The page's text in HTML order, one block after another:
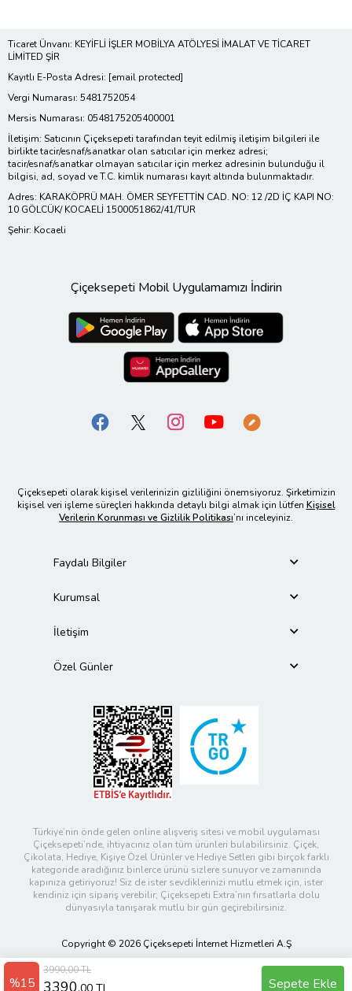
%15
3990,00 TL
3390 Sepete Ekle
Ticaret Ünvanı: KEYİFLİ İŞLER MOBİLYA ATÖLYESİ İMALAT VE TİCARET
LİMİTED ŞİR
Kayıtlı E-Posta Adresi: [email protected]
Vergi Numarası: 5481752054
Mersis Numarası: 0548175205400001
İletişim: Satıcının Çiçeksepeti tarafından teyit edilmiş iletişim bilgileri ile
birlikte tacir/esnaf/sanatkar olan satıcılar için merkez adresi;
tacir/esnaf/sanatkar olmayan satıcılar için merkez adresinin bulunduğu il
bilgisi, ad, soyad ve T.C. kimlik numarası kayıt altında bulunmaktadır.
Adres: KARAKÖPRÜ MAH. ÖMER SEYFETTİN CAD. NO: 12 /2D İÇ KAPI NO:
10 GÖLCÜK/ KOCAELİ 1500051862/41/TUR
Şehir: Kocaeli
Çiçeksepeti Mobil Uygulamamızı İndirin
Çiçeksepeti olarak kişisel verilerinizin gizliliğini önemsiyoruz. Şirketimizin
kişisel veri işleme süreçleri hakkında detaylı bilgi almak için lütfen Kişisel
Verilerin Korunması ve Gizlilik Politikası’nı inceleyiniz.
Faydalı Bilgiler
Kurumsal
İletişim
Özel Günler
Türkiye’nin önde gelen online alışveriş sitesi ve mobil uygulaması
Çiçeksepeti’nde, ihtiyacınız olan tüm ürünleri bulabilirsiniz. Çiçek,
Çikolata, Hediye, Kişiye Özel Ürünler ve Hediye Setleri gibi birçok farklı
kategoride aradığınız binlerce ürünü sizlere sunuyor ve zamanında
kapınıza getiriyoruz! Siz de ister sevdiklerinizi mutlu etmek için, ister
kendiniz için sipariş verebilir; Çiçeksepeti Extra’nın fırsatlarla dolu
dünyasıyla tanışarak mutlu bir gün geçirebilirsiniz.
Copyright © 2026 Çiçeksepeti İnternet Hizmetleri A.Ş